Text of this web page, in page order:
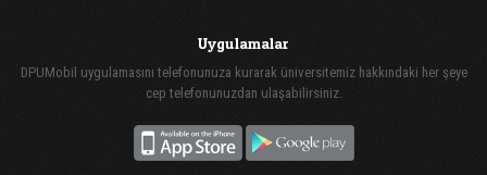
Uygulamalar
DPUMobil uygulamasını telefonunuza kurarak üniversitemiz hakkındaki her şeye
cep telefonunuzdan ulaşabilirsiniz.